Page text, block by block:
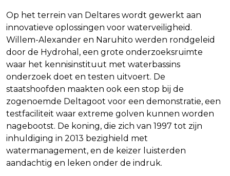
Op het terrein van Deltares wordt gewerkt aan
innovatieve oplossingen voor waterveiligheid.
Willem-Alexander en Naruhito werden rondgeleid
door de Hydrohal, een grote onderzoeksruimte
waar het kennisinstituut met waterbassins
onderzoek doet en testen uitvoert. De
staatshoofden maakten ook een stop bij de
zogenoemde Deltagoot voor een demonstratie, een
testfaciliteit waar extreme golven kunnen worden
nagebootst. De koning, die zich van 1997 tot zijn
inhuldiging in 2013 bezighield met
watermanagement, en de keizer luisterden
aandachtig en leken onder de indruk.